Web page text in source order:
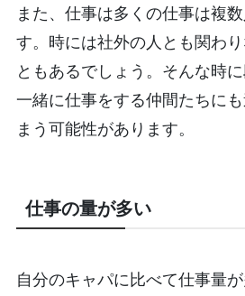
また、仕事は多くの仕事は複
す。時には社外の人とも関わ
ともあるでしょう。そんな時に
一緒に仕事をする仲間たちに
まう可能性があります。
仕事の量が多い
自分のキャパに比べて仕事量